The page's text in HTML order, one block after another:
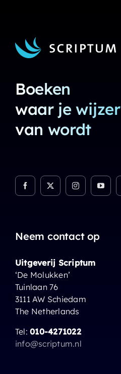
Boeken
waar je wijzer
van wordt
Neem contact op
Uitgeverij Scriptum
‘De Molukken’
Tuinlaan 76
3111 AW Schiedam
The Netherlands
Tel:010-4271022
info@scriptum.nl